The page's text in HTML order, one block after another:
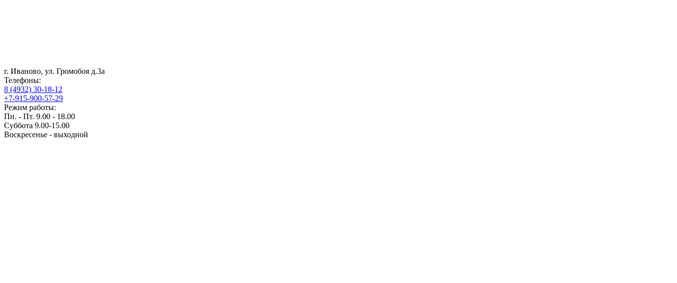
г. Иваново, ул. Громобоя д.3а
Телефоны:
8 (4932) 30-18-12
+7-915-900-57-29
Режим работы:
Пн. - Пт. 9.00 - 18.00
Суббота 9.00-15.00
Воскресенье - выходной